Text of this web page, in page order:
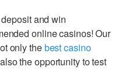
and win
online casinos! Our
only thebest casino
the opportunity to test